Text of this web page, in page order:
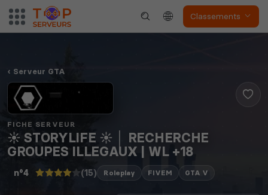
Classements
Serveur GTA
FICHE SERVEUR
☀️ STORYLIFE ☀️ │ RECHERCHE
GROUPES ILLEGAUX | WL +18
n°4 (15) Roleplay FIVEM GTA V